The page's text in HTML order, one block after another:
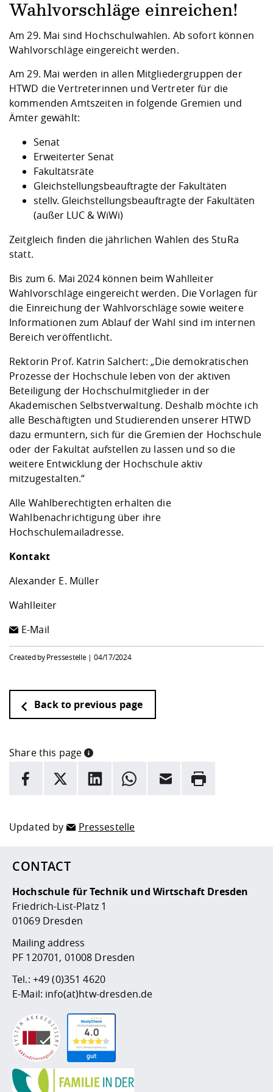
physik
circumstances
Career Service
Teaching,
Downloads
Downloads
Cooperations
Contact
Equal
Climate and
Representations
Informatics /
Mechanical
Contact and approach
Quality Assurance
Wahlvorschläge einreichen!
Am 29. Mai sind Hochschulwahlen. Ab sofort können
Wahlvorschläge eingereicht werden.
Am 29. Mai werden in allen Mitgliedergruppen der
HTWD die Vertreterinnen und Vertreter für die
kommenden Amtszeiten in folgende Gremien und
Ämter gewählt:
Senat
Erweiterter Senat
Fakultätsräte
Gleichstellungsbeauftragte der Fakultäten
stellv. Gleichstellungsbeauftragte der Fakultäten
(außer LUC & WiWi)
Zeitgleich finden die jährlichen Wahlen des StuRa
statt.
Bis zum 6. Mai 2024 können beim Wahlleiter
Wahlvorschläge eingereicht werden. Die Vorlagen für
die Einreichung der Wahlvorschläge sowie weitere
Informationen zum Ablauf der Wahl sind im internen
Bereich veröffentlicht.
Rektorin Prof. Katrin Salchert: „Die demokratischen
Prozesse der Hochschule leben von der aktiven
Beteiligung der Hochschulmitglieder in der
Akademischen Selbstverwaltung. Deshalb möchte ich
alle Beschäftigten und Studierenden unserer HTWD
dazu ermuntern, sich für die Gremien der Hochschule
oder der Fakultät aufstellen zu lassen und so die
weitere Entwicklung der Hochschule aktiv
mitzugestalten.“
Alle Wahlberechtigten erhalten die
Wahlbenachrichtigung über ihre
Hochschulemailadresse.
Kontakt
Alexander E. Müller
Wahlleiter
E-Mail
Created by Pressestelle |04/17/2024
Back to previous page
Share this page
INFORMATION
Here are more informations and a link to the
facebook
X LinkedInwhatsappEmail Rrint
Updated by Pressestelle
CONTACT
Hochschule für Technik und Wirtschaft Dresden
Friedrich-List-Platz 1
01069 Dresden
Mailing address
PF 120701, 01008 Dresden
Tel.: +49 (0)351 4620
E-Mail: info(at)htw-dresden.de